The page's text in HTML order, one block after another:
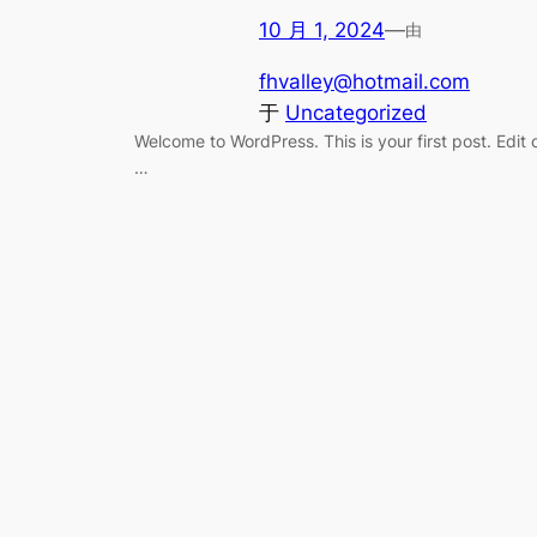
10 月 1, 2024—由
fhvalley@hotmail.com
于 Uncategorized
Welcome to WordPress. This is your first post. Edit
…